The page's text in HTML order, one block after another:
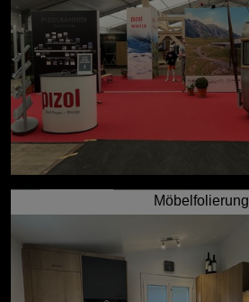
Möbelfolierung